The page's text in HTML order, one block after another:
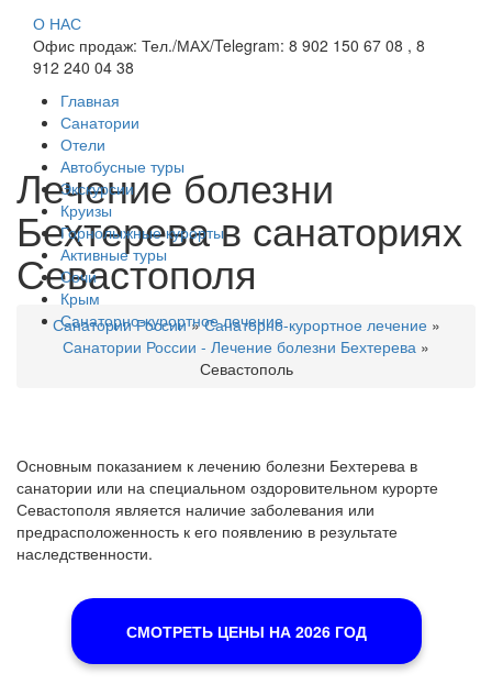
О НАС
Офис продаж: Тел./МАХ/Telegram: 8 902 150 67 08 , 8
912 240 04 38
Главная
Санатории
Отели
Автобусные туры
Экскурсии
Круизы
Горнолыжные курорты
Активные туры
Сочи
Крым
Санаторно-курортное лечение
Лечение болезни
Бехтерева в санаториях
Севастополя
Санатории России»Санаторно-курортное лечение»
Санатории России - Лечение болезни Бехтерева »
Севастополь
Основным показанием к лечению болезни Бехтерева в
санатории или на специальном оздоровительном курорте
Севастополя является наличие заболевания или
предрасположенность к его появлению в результате
наследственности.
СМОТРЕТЬ ЦЕНЫ НА 2026 ГОД